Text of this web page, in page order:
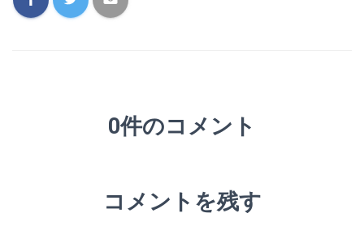
0件のコメント
コメントを残す